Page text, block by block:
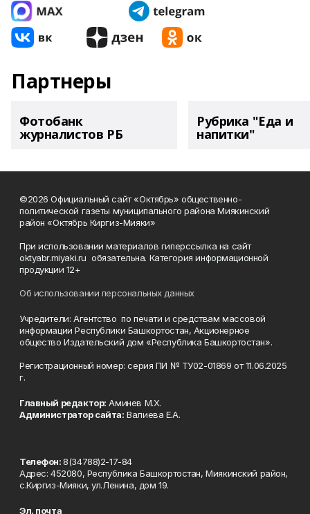
Партнеры
Фотобанк
журналистов РБ
Рубрика "Еда и
напитки"
©2026 Официальный сайт «Октябрь» общественно-
политической газеты муниципального района Миякинский
район «Октябрь Киргиз-Мияки»
При использовании материалов гиперссылка на сайт
oktyabr.miyaki.ru обязательна. Категория информационной
продукции 12+
Об использовании персональных данных
Учредители: Агентство по печати и средствам массовой
информации Республики Башкортостан, Акционерное
общество Издательский дом «Республика Башкортостан».
Регистрационный номер: серия ПИ № ТУ02-01869 от 11.06.2025
г.
Главный редактор: Аминев М.Х.
Администратор сайта: Валиева Е.А.
Телефон:8(34788)2-17-84
Адрес: 452080, Республика Башкортостан, Миякинский район,
с.Киргиз-Мияки, ул.Ленина, дом 19.
Эл. почта